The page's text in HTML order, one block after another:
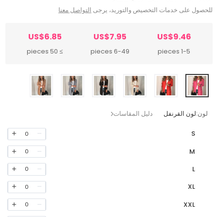
للحصول على خدمات التخصيص والتوريد، يرجى التواصل معنا
US$9.46
1-5 pieces
US$7.95
6-49 pieces
US$6.85
≥ 50 pieces
لون:لون القرنفل دليل المقاسات
S
0
M
0
L
0
XL
0
XXL
0